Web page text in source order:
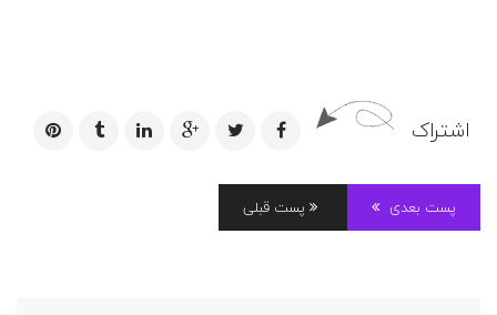
اشتراک
پست قبلی پست بعدی